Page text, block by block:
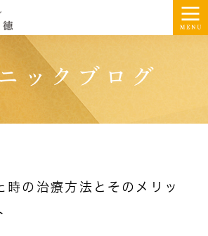
ックブログ
時の治療方法とそのメリッ